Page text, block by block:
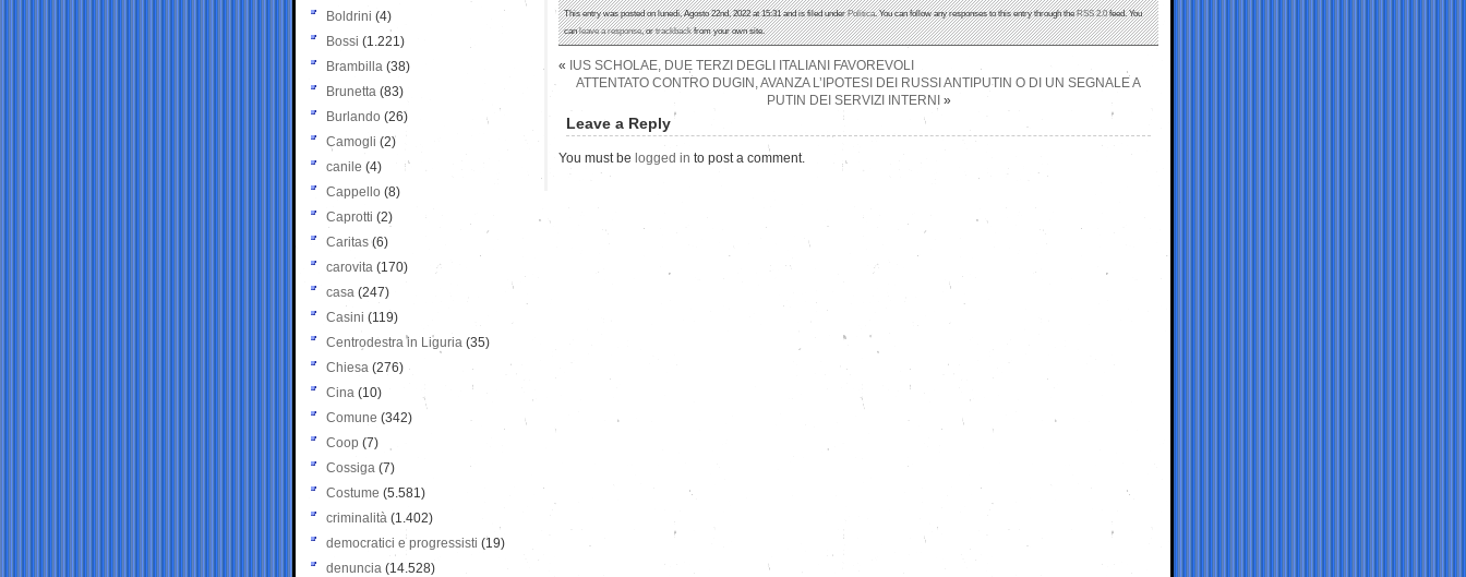
This entry was posted on lunedì, Agosto 22nd, 2022 at 15:31 and is filed underPolitica. You can follow any responses to this entry through theRSS 2.0feed. You
canleave a response, ortrackbackfrom your own site.
« IUS SCHOLAE, DUE TERZI DEGLI ITALIANI FAVOREVOLI
ATTENTATO CONTRO DUGIN, AVANZA L’IPOTESI DEI RUSSI ANTIPUTIN O DI UN SEGNALE A
PUTIN DEI SERVIZI INTERNI »
Leave a Reply
You must be logged in to post a comment.
Boldrini (4)
Bossi (1.221)
Brambilla (38)
Brunetta (83)
Burlando (26)
Camogli (2)
canile (4)
Cappello (8)
Caprotti (2)
Caritas (6)
carovita (170)
casa (247)
Casini (119)
Centrodestra in Liguria (35)
Chiesa (276)
Cina (10)
Comune (342)
Coop (7)
Cossiga (7)
Costume (5.581)
criminalità (1.402)
democratici e progressisti (19)
denuncia (14.528)